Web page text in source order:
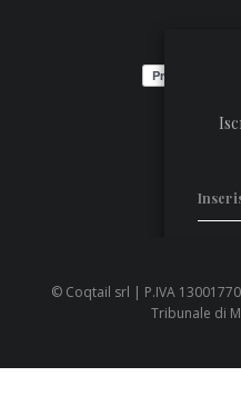
© Coqtail srl | P.IVA
Tribunale di